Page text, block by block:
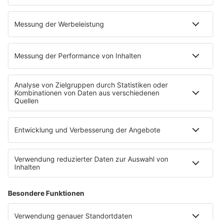
04.08.2026
New Radicals: Comeback mit neuem
Song nach 28 Jahren
Mit „You Get What You Give“ stürmten die New
Radicals 1999 die Charts in Europa. Fast drei
Jahrzehnte später melden sie sich endlich mit
neuer Musik zurück.
mehr lesen